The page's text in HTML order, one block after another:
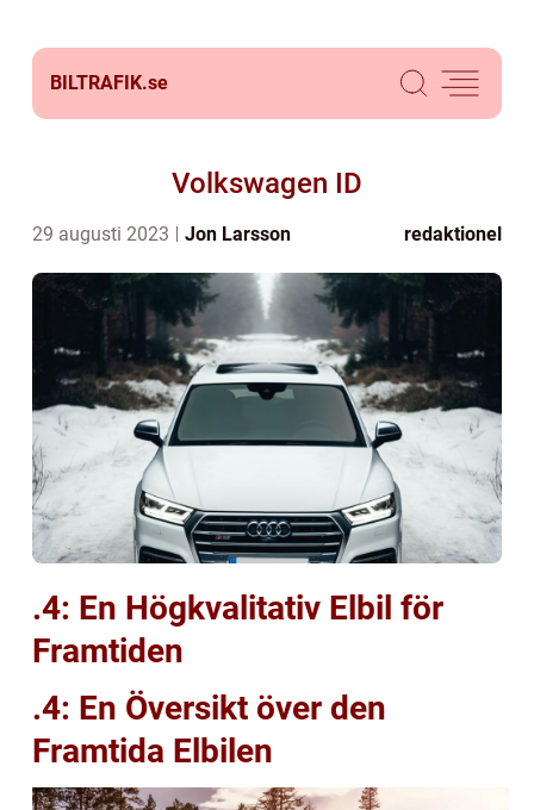
BILTRAFIK.se
Volkswagen ID
29 augusti 2023 Jon Larsson redaktionel
.4: En Högkvalitativ Elbil för
Framtiden
.4: En Översikt över den
Framtida Elbilen